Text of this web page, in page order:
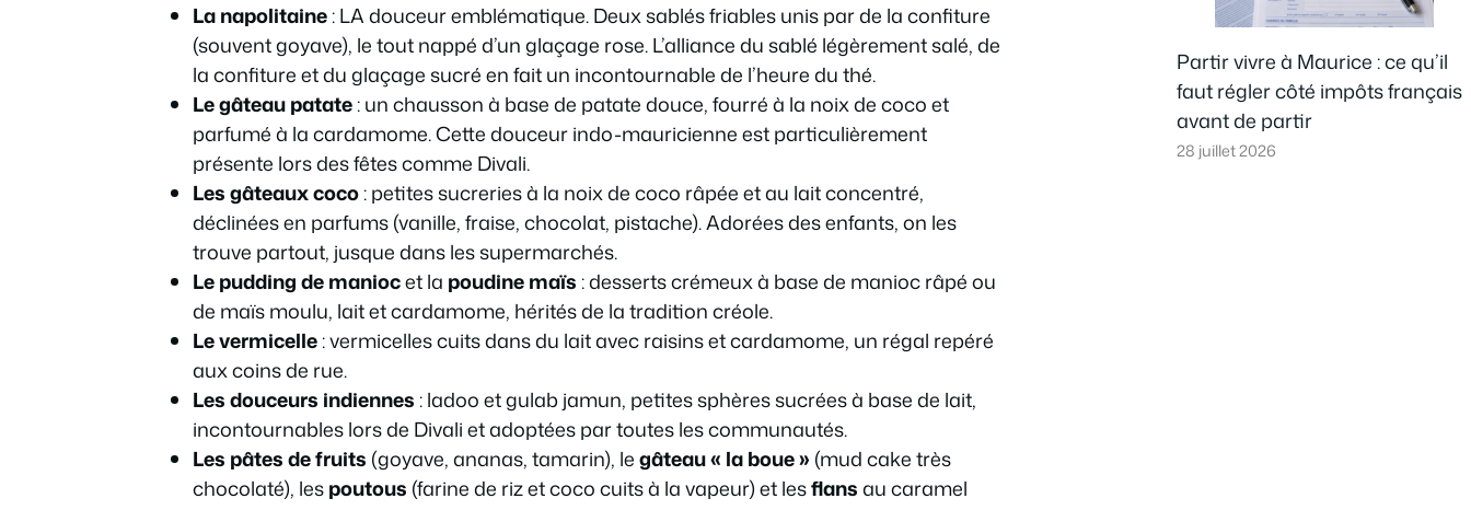
La napolitaine: LA douceur emblématique. Deux sablés friables unis par de la confiture
(souvent goyave), le tout nappé d’un glaçage rose. L’alliance du sablé légèrement salé, de
la confiture et du glaçage sucré en fait un incontournable de l’heure du thé.
Le gâteau patate: un chausson à base de patate douce, fourré à la noix de coco et
parfumé à la cardamome. Cette douceur indo-mauricienne est particulièrement
présente lors des fêtes comme Divali.
Les gâteaux coco: petites sucreries à la noix de coco râpée et au lait concentré,
déclinées en parfums (vanille, fraise, chocolat, pistache). Adorées des enfants, on les
trouve partout, jusque dans les supermarchés.
Le pudding de maniocet la poudine maïs : desserts crémeux à base de manioc râpé ou
de maïs moulu, lait et cardamome, hérités de la tradition créole.
Le vermicelle: vermicelles cuits dans du lait avec raisins et cardamome, un régal repéré
aux coins de rue.
Les douceurs indiennes : ladoo et gulab jamun, petites sphères sucrées à base de lait,
incontournables lors de Divali et adoptées par toutes les communautés.
Les pâtes de fruits (goyave, ananas, tamarin), legâteau « la boue » (mud cake très
chocolaté), lespoutous (farine de riz et coco cuits à la vapeur) et lesflansau caramel
Partir vivre à Maurice : ce qu’il
faut régler côté impôts français
avant de partir
28 juillet 2026